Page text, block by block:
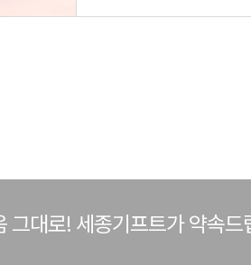
그대로! 세종기프트가 약속드